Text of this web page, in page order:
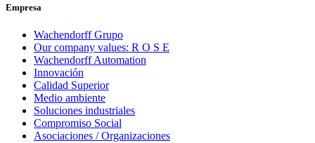
Empresa
Wachendorff Grupo
Our company values: R O S E
Wachendorff Automation
Innovación
Calidad Superior
Medio ambiente
Soluciones industriales
Compromiso Social
Asociaciones / Organizaciones